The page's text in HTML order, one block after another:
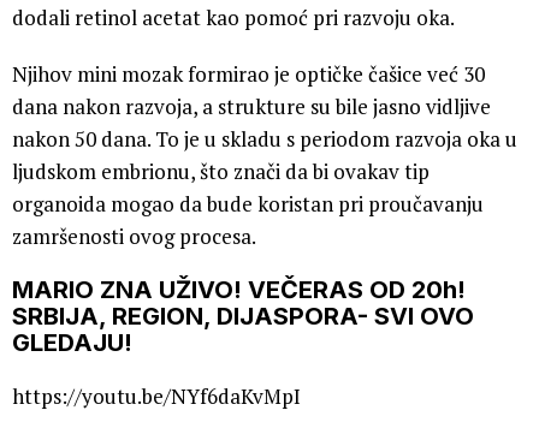
dodali retinol acetat kao pomoć pri razvoju oka.
Njihov mini mozak formirao je optičke čašice već 30
dana nakon razvoja, a strukture su bile jasno vidljive
nakon 50 dana. To je u skladu s periodom razvoja oka u
ljudskom embrionu, što znači da bi ovakav tip
organoida mogao da bude koristan pri proučavanju
zamršenosti ovog procesa.
MARIO ZNA UŽIVO! VEČERAS OD 20h!
SRBIJA, REGION, DIJASPORA- SVI OVO
GLEDAJU!
https://youtu.be/NYf6daKvMpI